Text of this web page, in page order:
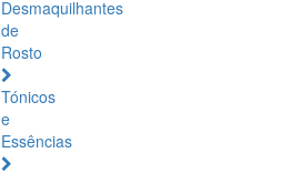
Desmaquilhantes
de
Rosto
Tónicos
e
Essências